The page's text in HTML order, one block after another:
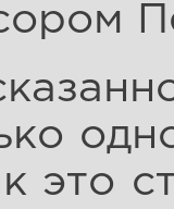
это